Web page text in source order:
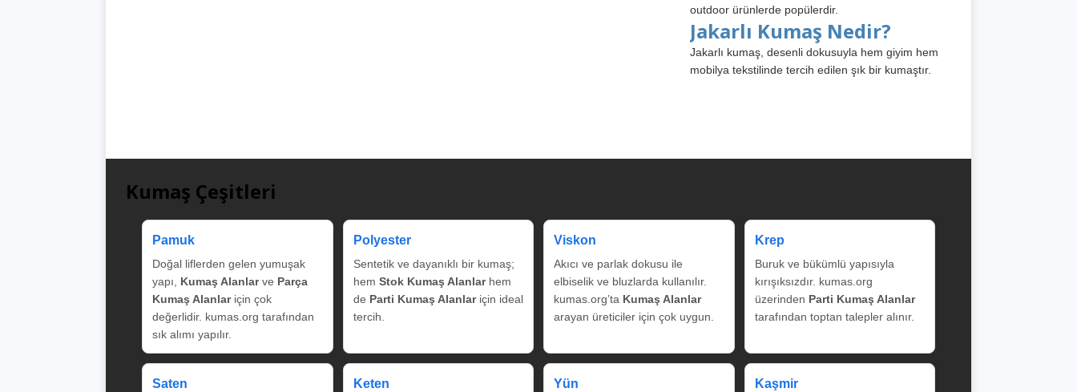
outdoor ürünlerde popülerdir.
Jakarlı Kumaş Nedir?
Jakarlı kumaş, desenli dokusuyla hem giyim hem
mobilya tekstilinde tercih edilen şık bir kumaştır.
Kumaş Çeşitleri
Pamuk
Doğal liflerden gelen yumuşak
yapı, Kumaş Alanlarve Parça
Kumaş Alanlariçin çok
değerlidir. kumas.org tarafından
sık alımı yapılır.
Polyester
Sentetik ve dayanıklı bir kumaş;
hem Stok Kumaş Alanlarhem
de Parti Kumaş Alanlariçin ideal
tercih.
Viskon
Akıcı ve parlak dokusu ile
elbiselik ve bluzlarda kullanılır.
kumas.org’ta Kumaş Alanlar
arayan üreticiler için çok uygun.
Krep
Buruk ve bükümlü yapısıyla
kırışıksızdır. kumas.org
üzerinden Parti Kumaş Alanlar
tarafından toptan talepler alınır.
Saten Keten Yün Kaşmir